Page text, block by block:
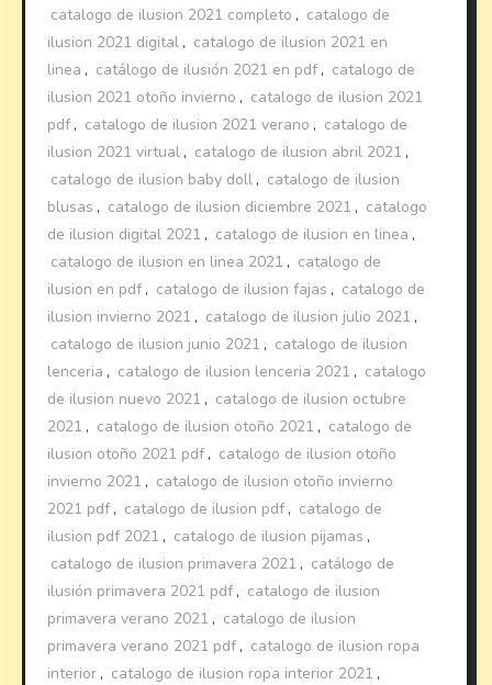
catalogo de ilusion 2021 completo , catalogo de
ilusion 2021 digital , catalogo de ilusion 2021 en
linea , catálogo de ilusión 2021 en pdf , catalogo de
ilusion 2021 otoño invierno , catalogo de ilusion 2021
pdf , catalogo de ilusion 2021 verano , catalogo de
ilusion 2021 virtual , catalogo de ilusion abril 2021 ,
catalogo de ilusion baby doll , catalogo de ilusion
blusas , catalogo de ilusion diciembre 2021 , catalogo
de ilusion digital 2021 , catalogo de ilusion en linea ,
catalogo de ilusion en linea 2021 , catalogo de
ilusion en pdf , catalogo de ilusion fajas , catalogo de
ilusion invierno 2021 , catalogo de ilusion julio 2021 ,
catalogo de ilusion junio 2021 , catalogo de ilusion
lenceria , catalogo de ilusion lenceria 2021 , catalogo
de ilusion nuevo 2021 , catalogo de ilusion octubre
2021 , catalogo de ilusion otoño 2021 , catalogo de
ilusion otoño 2021 pdf , catalogo de ilusion otoño
invierno 2021 , catalogo de ilusion otoño invierno
2021 pdf , catalogo de ilusion pdf , catalogo de
ilusion pdf 2021 , catalogo de ilusion pijamas ,
catalogo de ilusion primavera 2021 , catálogo de
ilusión primavera 2021 pdf , catalogo de ilusion
primavera verano 2021 , catalogo de ilusion
primavera verano 2021 pdf , catalogo de ilusion ropa
interior , catalogo de ilusion ropa interior 2021 ,